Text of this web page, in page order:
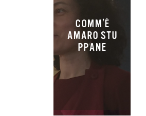
COMM’È
AMARO STU
PPANE